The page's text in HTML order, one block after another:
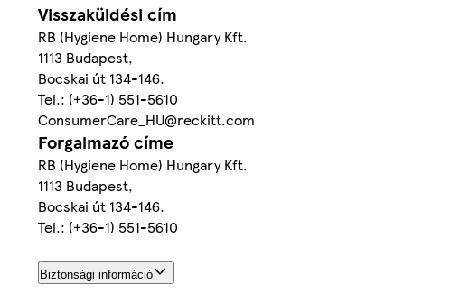
Visszaküldési cím
RB (Hygiene Home) Hungary Kft.
1113 Budapest,
Bocskai út 134-146.
Tel.: (+36-1) 551-5610
ConsumerCare_HU@reckitt.com
Forgalmazó címe
RB (Hygiene Home) Hungary Kft.
1113 Budapest,
Bocskai út 134-146.
Tel.: (+36-1) 551-5610
Biztonsági információ